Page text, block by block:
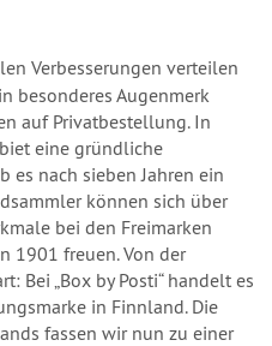
Verbesserungen verteilen
besonderes Augenmerk
auf Privatbestellung. In
eine gründliche
es nach sieben Jahren ein
können sich über
bei den Freimarken
1901 freuen. Von der
Bei „Box by Posti“ handelt es
in Finnland. Die
fassen wir nun zu einer